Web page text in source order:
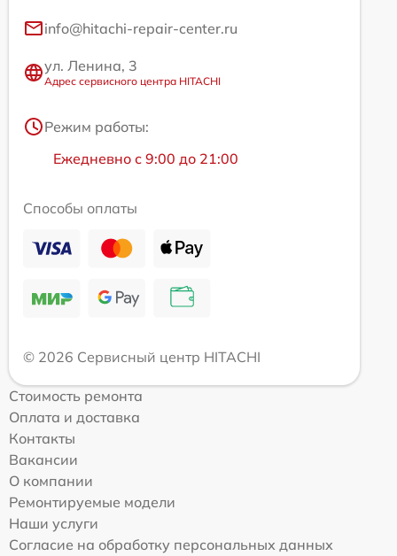
info@hitachi-repair-center.ru
ул. Ленина, 3
Адрес сервисного центра HITACHI
Режим работы:
Ежедневно с 9:00 до 21:00
Способы оплаты
© 2026 Сервисный центр HITACHI
Стоимость ремонта
Оплата и доставка
Контакты
Вакансии
О компании
Ремонтируемые модели
Наши услуги
Согласие на обработку персональных данных